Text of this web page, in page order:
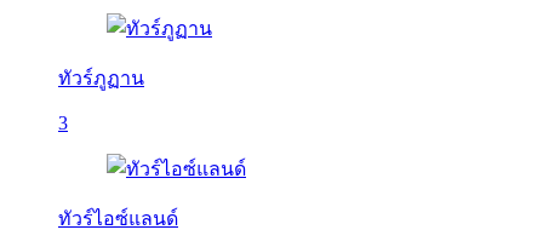
ทัวร์ภูฏาน
3
ทัวร์ไอซ์แลนด์